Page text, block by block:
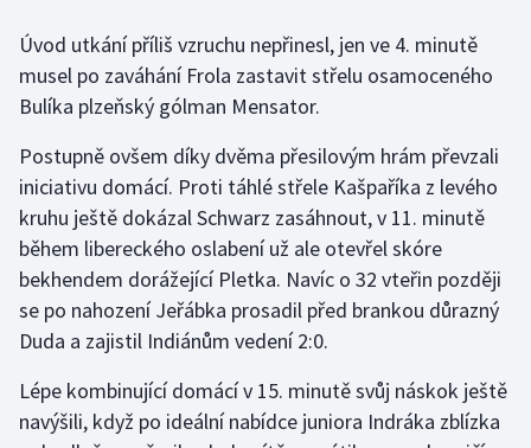
Futsal
Gymnastika
Házená
Judo
Krasobruslení
Úvod utkání příliš vzruchu nepřinesl, jen ve 4. minutě
musel po zaváhání Frola zastavit střelu osamoceného
Bulíka plzeňský gólman Mensator.
Postupně ovšem díky dvěma přesilovým hrám převzali
iniciativu domácí. Proti táhlé střele Kašpaříka z levého
kruhu ještě dokázal Schwarz zasáhnout, v 11. minutě
během libereckého oslabení už ale otevřel skóre
bekhendem dorážející Pletka. Navíc o 32 vteřin později
se po nahození Jeřábka prosadil před brankou důrazný
Duda a zajistil Indiánům vedení 2:0.
Lépe kombinující domácí v 15. minutě svůj náskok ještě
navýšili, když po ideální nabídce juniora Indráka zblízka